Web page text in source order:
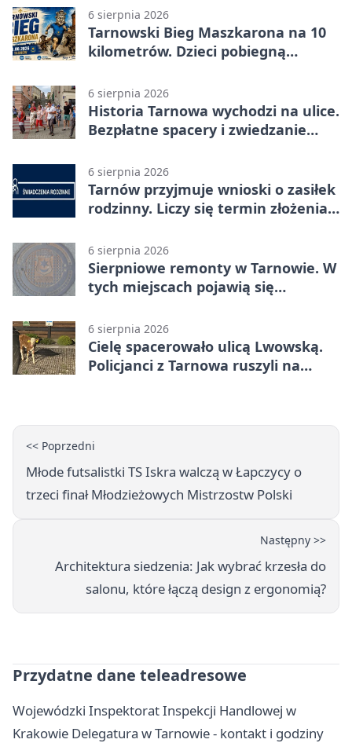
6 sierpnia 2026
Tarnowski Bieg Maszkarona na 10
kilometrów. Dzieci pobiegną
6 sierpnia 2026
Historia Tarnowa wychodzi na ulice.
Bezpłatne spacery i zwiedzanie
6 sierpnia 2026
Tarnów przyjmuje wnioski o zasiłek
rodzinny. Liczy się termin złożenia
6 sierpnia 2026
Sierpniowe remonty w Tarnowie. W
tych miejscach pojawią się
6 sierpnia 2026
Cielę spacerowało ulicą Lwowską.
Policjanci z Tarnowa ruszyli na
<< Poprzedni
Młode futsalistki TS Iskra walczą w Łapczycy o
trzeci finał Młodzieżowych Mistrzostw Polski
Następny >>
Architektura siedzenia: Jak wybrać krzesła do
salonu, które łączą design z ergonomią?
Przydatne dane teleadresowe
Wojewódzki Inspektorat Inspekcji Handlowej w
Krakowie Delegatura w Tarnowie - kontakt i godziny